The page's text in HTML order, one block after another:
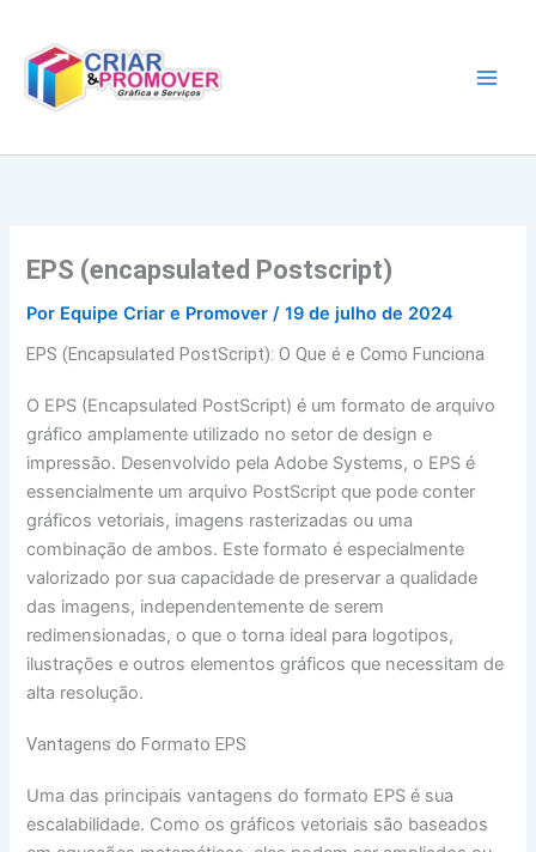
conteúdo
EPS (encapsulated Postscript)
Por Equipe Criar e Promover/19 de julho de 2024
EPS (Encapsulated PostScript): O Que é e Como Funciona
O EPS (Encapsulated PostScript) é um formato de arquivo
gráfico amplamente utilizado no setor de design e
impressão. Desenvolvido pela Adobe Systems, o EPS é
essencialmente um arquivo PostScript que pode conter
gráficos vetoriais, imagens rasterizadas ou uma
combinação de ambos. Este formato é especialmente
valorizado por sua capacidade de preservar a qualidade
das imagens, independentemente de serem
redimensionadas, o que o torna ideal para logotipos,
ilustrações e outros elementos gráficos que necessitam de
alta resolução.
Vantagens do Formato EPS
Uma das principais vantagens do formato EPS é sua
escalabilidade. Como os gráficos vetoriais são baseados